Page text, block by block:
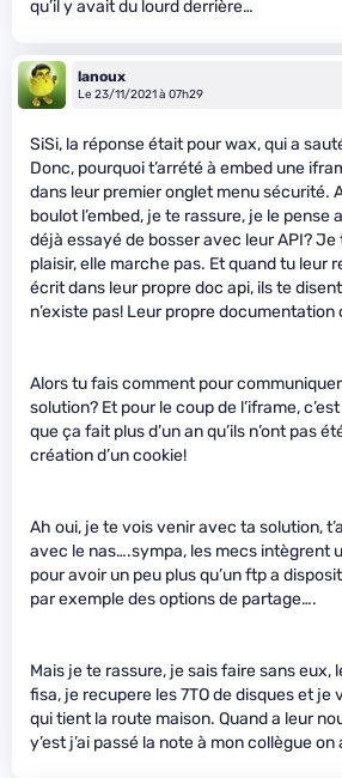
qu’il y avait du lourd derrière…
lanoux
Le 23/11/2021 à 07h29
SiSi, la réponse était pour wax, qui a
Donc, pourquoi t’arrété à embed une
dans leur premier onglet menu sécurité.
boulot l’embed, je te rassure, je le pense
déjà essayé de bosser avec leur API?
plaisir, elle marche pas. Et quand tu leur
écrit dans leur propre doc api, ils te
n’existe pas! Leur propre documentation
Alors tu fais comment pour
solution? Et pour le coup de l’iframe,
que ça fait plus d’un an qu’ils n’ont pas
création d’un cookie!
Ah oui, je te vois venir avec ta solution,
avec le nas….sympa, les mecs intègrent
pour avoir un peu plus qu’un ftp a
par exemple des options de partage….
Mais je te rassure, je sais faire sans eux,
fisa, je recupere les 7TO de disques et je
qui tient la route maison. Quand a leur
y’est j’ai passé la note à mon collègue